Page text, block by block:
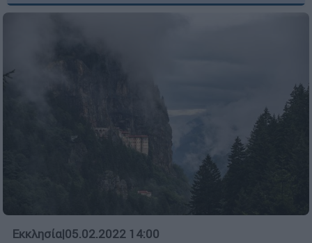
Εκκλησία|05.02.2022 14:00